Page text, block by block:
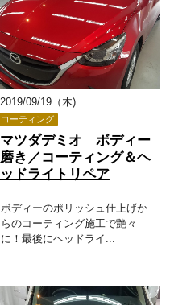
2019/09/19（木)
コーティング
マツダデミオ ボディー
磨き／コーティング＆ヘ
ッドライトリペア
ボディーのポリッシュ仕上げか
らのコーティング施工で艶々
に！最後にヘッドライ...